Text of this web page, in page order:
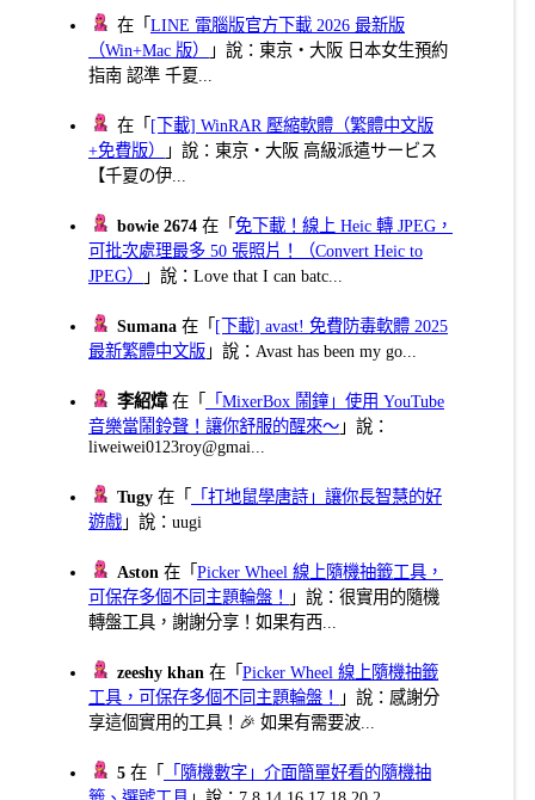
在「LINE 電腦版官方下載 2026 最新版
（Win+Mac 版）
」說：東京・大阪 日本女生預約
指南 認準 千夏...
在「 [下載] WinRAR 壓縮軟體（繁體中文版
+免費版）
」說：東京・大阪 高級派遣サービス
【千夏の伊...
bowie 2674 在「免下載！線上 Heic 轉 JPEG，
可批次處理最多 50 張照片！（Convert Heic to
JPEG）
」說：Love that I can batc...
Sumana 在「 [下載] avast! 免費防毒軟體 2025
最新繁體中文版 」說：Avast has been my go...
李紹煒在「
「MixerBox 鬧鐘」使用 YouTube
音樂當鬧鈴聲！讓你舒服的醒來～ 」說：
liweiwei0123roy@gmai...
Tugy 在「
「打地鼠學唐詩」讓你長智慧的好
遊戲 」說：uugi
Aston 在「Picker Wheel 線上隨機抽籤工具，
可保存多個不同主題輪盤！
」說：很實用的隨機
轉盤工具，謝謝分享！如果有西...
zeeshy khan 在「Picker Wheel 線上隨機抽籤
工具，可保存多個不同主題輪盤！
」說：感謝分
享這個實用的工具！🎉 如果有需要波...
5 在「
「隨機數字」介面簡單好看的隨機抽